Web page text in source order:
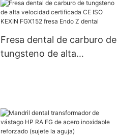
Fresa dental de carburo de
tungsteno de alta